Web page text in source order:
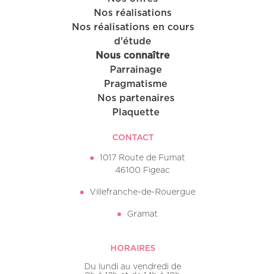
Nos réalisations
Nos réalisations en cours
d'étude
Nous connaître
Parrainage
Pragmatisme
Nos partenaires
Plaquette
CONTACT
1017 Route de Fumat
46100 Figeac
Villefranche-de-Rouergue
Gramat
HORAIRES
Du lundi au vendredi de